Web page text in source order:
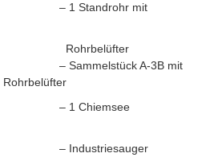
mit
A-3B mit
Rohrbelüfter